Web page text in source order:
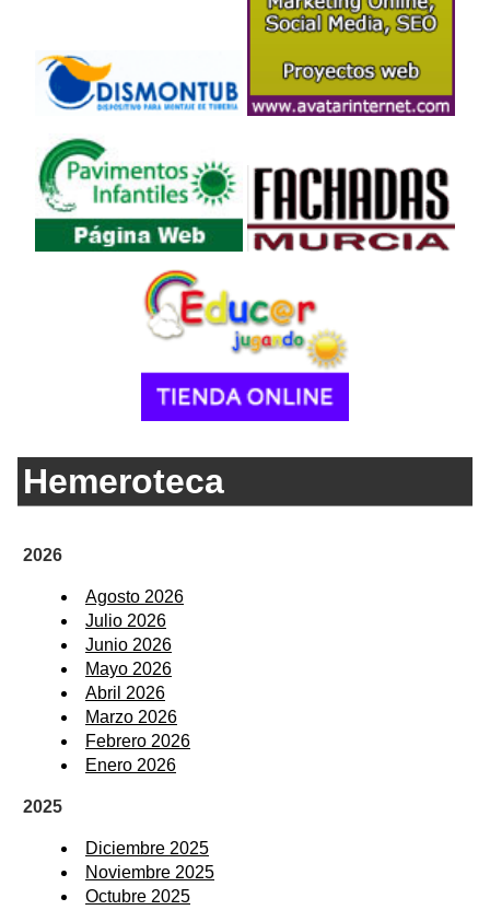
Hemeroteca
2026
Agosto 2026
Julio 2026
Junio 2026
Mayo 2026
Abril 2026
Marzo 2026
Febrero 2026
Enero 2026
2025
Diciembre 2025
Noviembre 2025
Octubre 2025